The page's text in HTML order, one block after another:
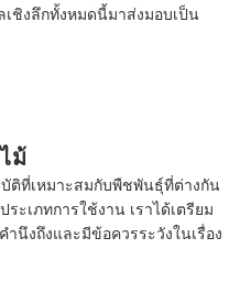
ชิงลึกทั้งหมดนี้มาส่งมอบเป็น
ม้
ติที่เหมาะสมกับพืชพันธุ์ที่ต่างกัน
ะเภทการใช้งาน เราได้เตรียม
นึงถึงและมีข้อควรระวังในเรื่อง